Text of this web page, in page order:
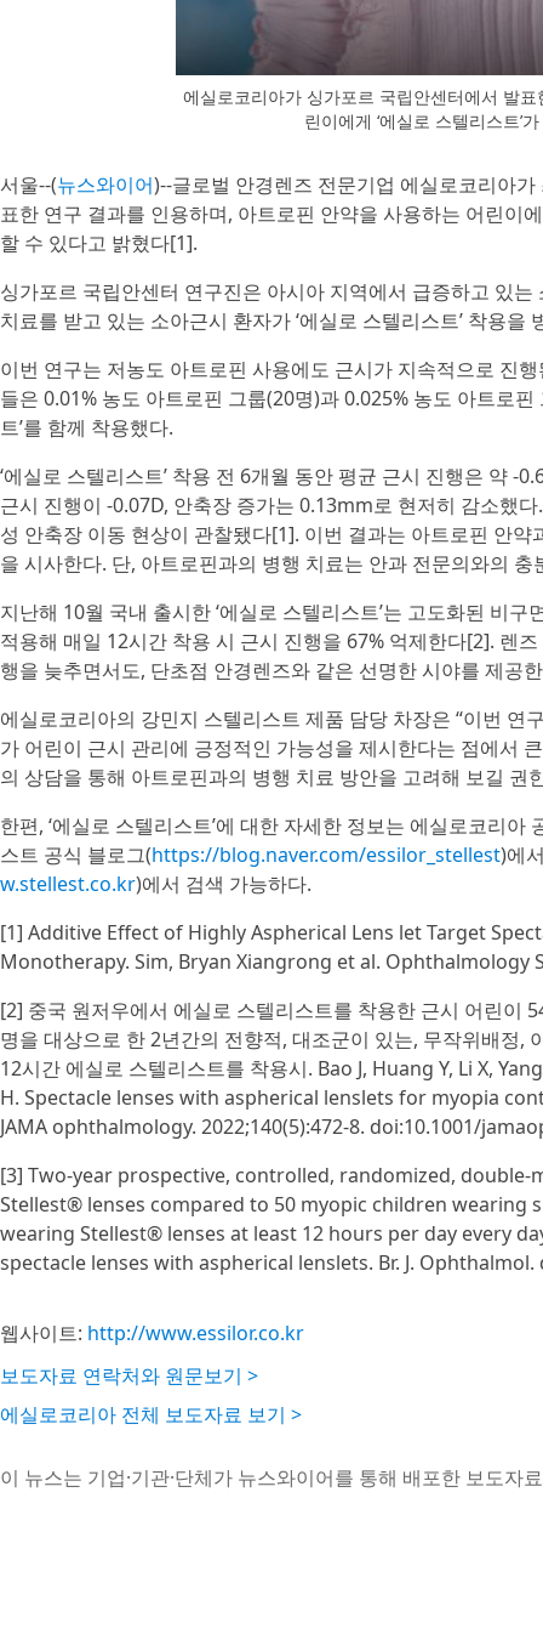
에실로코리아가 싱가포르 국립안센터에서 발
린이에게 ‘에실로 스텔리스트’
서울--(뉴스와이어)--글로벌 안경렌즈 전문기업 에실로코리아
표한 연구 결과를 인용하며, 아트로핀 안약을 사용하는 어린이
할 수 있다고 밝혔다[1].
싱가포르 국립안센터 연구진은 아시아 지역에서 급증하고 있
치료를 받고 있는 소아근시 환자가 ‘에실로 스텔리스트’ 착용
이번 연구는 저농도 아트로핀 사용에도 근시가 지속적으로 진
들은 0.01% 농도 아트로핀 그룹(20명)과 0.025% 농도 아트로
트’를 함께 착용했다.
‘에실로 스텔리스트’ 착용 전 6개월 동안 평균 근시 진행은 약
근시 진행이 -0.07D, 안축장 증가는 0.13mm로 현저히 감소했
성 안축장 이동 현상이 관찰됐다[1]. 이번 결과는 아트로핀 안약
을 시사한다. 단, 아트로핀과의 병행 치료는 안과 전문의와의
지난해 10월 국내 출시한 ‘에실로 스텔리스트’는 고도화된 비
적용해 매일 12시간 착용 시 근시 진행을 67% 억제한다[2]. 렌
행을 늦추면서도, 단초점 안경렌즈와 같은 선명한 시야를 제공
에실로코리아의 강민지 스텔리스트 제품 담당 차장은 “이번 연
가 어린이 근시 관리에 긍정적인 가능성을 제시한다는 점에서
의 상담을 통해 아트로핀과의 병행 치료 방안을 고려해 보길 권
한편, ‘에실로 스텔리스트’에 대한 자세한 정보는 에실로코리아
스트 공식 블로그(https://blog.naver.com/essilor_stellest)에
w.stellest.co.kr)에서 검색 가능하다.
[1] Additive Effect of Highly Aspherical Lens let Target
Monotherapy. Sim, Bryan Xiangrong et al. Ophthalmology
[2] 중국 원저우에서 에실로 스텔리스트를 착용한 근시 어린이
명을 대상으로 한 2년간의 전향적, 대조군이 있는, 무작위배정,
12시간 에실로 스텔리스트를 착용시. Bao J, Huang Y, Li X,
H. Spectacle lenses with aspherical lenslets for myopia
JAMA ophthalmology. 2022;140(5):472-8. doi:10.1001/
[3] Two-year prospective, controlled, randomized,
Stellest® lenses compared to 50 myopic children wearing
wearing Stellest® lenses at least 12 hours per day every
spectacle lenses with aspherical lenslets. Br. J.
웹사이트: http://www.essilor.co.kr
보도자료 연락처와 원문보기 >
에실로코리아 전체 보도자료 보기 >
이 뉴스는 기업·기관·단체가 뉴스와이어를 통해 배포한 보도자